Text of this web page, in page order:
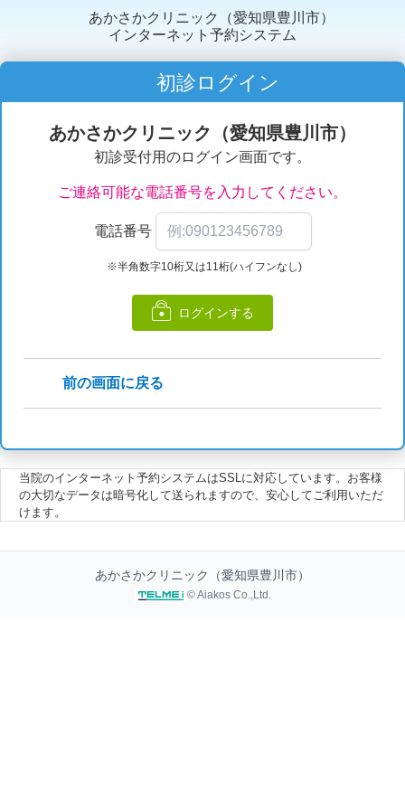
あかさかクリニック（愛知県豊川市）
インターネット予約システム
初診ログイン
あかさかクリニック（愛知県豊川市）
初診受付用のログイン画面です。
ご連絡可能な電話番号を入力してください。
電話番号
※半角数字10桁又は11桁(ハイフンなし)
ログインする
前の画面に戻る
当院のインターネット予約システムはSSLに対応しています。お客様
の大切なデータは暗号化して送られますので、安心してご利用いただ
けます。
あかさかクリニック（愛知県豊川市）
© Aiakos Co.,Ltd.